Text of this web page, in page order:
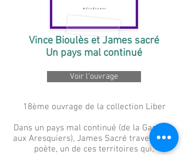
Vince Bioulès et James sacré
Un pays mal continué
Voir l'ouvrage
18ème ouvrage de la collection Liber
Dans un pays mal continué (de la Gardiole
aux Aresquiers), James Sacré traverse, en
poète, un de ces territoires qui,